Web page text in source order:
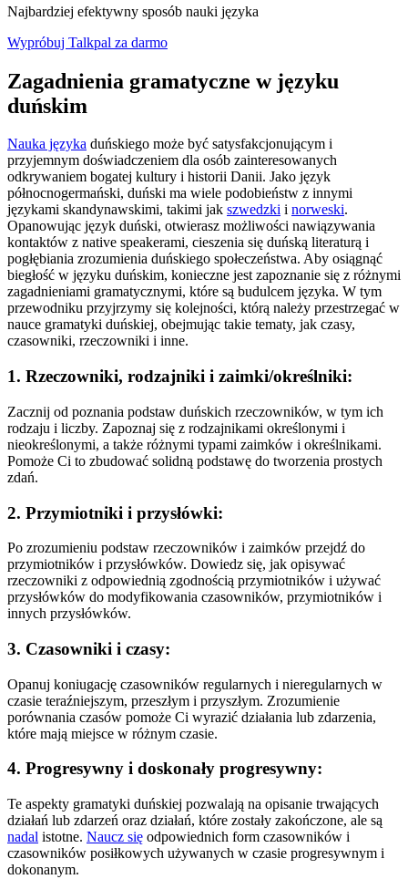
Najbardziej efektywny sposób nauki języka
Wypróbuj Talkpal za darmo
Zagadnienia gramatyczne w języku
duńskim
Nauka języka duńskiego może być satysfakcjonującym i
przyjemnym doświadczeniem dla osób zainteresowanych
odkrywaniem bogatej kultury i historii Danii. Jako język
północnogermański, duński ma wiele podobieństw z innymi
językami skandynawskimi, takimi jak szwedzki i norweski.
Opanowując język duński, otwierasz możliwości nawiązywania
kontaktów z native speakerami, cieszenia się duńską literaturą i
pogłębiania zrozumienia duńskiego społeczeństwa. Aby osiągnąć
biegłość w języku duńskim, konieczne jest zapoznanie się z różnymi
zagadnieniami gramatycznymi, które są budulcem języka. W tym
przewodniku przyjrzymy się kolejności, którą należy przestrzegać w
nauce gramatyki duńskiej, obejmując takie tematy, jak czasy,
czasowniki, rzeczowniki i inne.
1. Rzeczowniki, rodzajniki i zaimki/określniki:
Zacznij od poznania podstaw duńskich rzeczowników, w tym ich
rodzaju i liczby. Zapoznaj się z rodzajnikami określonymi i
nieokreślonymi, a także różnymi typami zaimków i określnikami.
Pomoże Ci to zbudować solidną podstawę do tworzenia prostych
zdań.
2. Przymiotniki i przysłówki:
Po zrozumieniu podstaw rzeczowników i zaimków przejdź do
przymiotników i przysłówków. Dowiedz się, jak opisywać
rzeczowniki z odpowiednią zgodnością przymiotników i używać
przysłówków do modyfikowania czasowników, przymiotników i
innych przysłówków.
3. Czasowniki i czasy:
Opanuj koniugację czasowników regularnych i nieregularnych w
czasie teraźniejszym, przeszłym i przyszłym. Zrozumienie
porównania czasów pomoże Ci wyrazić działania lub zdarzenia,
które mają miejsce w różnym czasie.
4. Progresywny i doskonały progresywny:
Te aspekty gramatyki duńskiej pozwalają na opisanie trwających
działań lub zdarzeń oraz działań, które zostały zakończone, ale są
nadal istotne. Naucz się odpowiednich form czasowników i
czasowników posiłkowych używanych w czasie progresywnym i
dokonanym.